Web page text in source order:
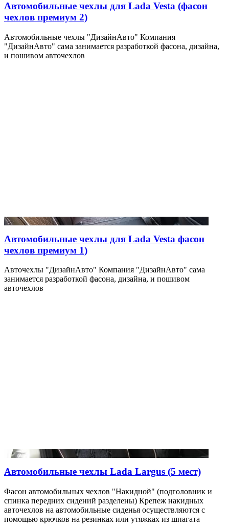
Автомобильные чехлы для Lada Vesta (фасон
чехлов премиум 2)
Автомобильные чехлы "ДизайнАвто" Компания
"ДизайнАвто" сама занимается разработкой фасона, дизайна,
и пошивом авточехлов
Автомобильные чехлы для Lada Vesta фасон
чехлов премиум 1)
Авточехлы "ДизайнАвто" Компания "ДизайнАвто" сама
занимается разработкой фасона, дизайна, и пошивом
авточехлов
Автомобильные чехлы Lada Largus (5 мест)
Фасон автомобильных чехлов "Накидной" (подголовник и
спинка передних сидений разделены) Крепеж накидных
авточехлов на автомобильные сиденья осуществляются с
помощью крючков на резинках или утяжках из шпагата